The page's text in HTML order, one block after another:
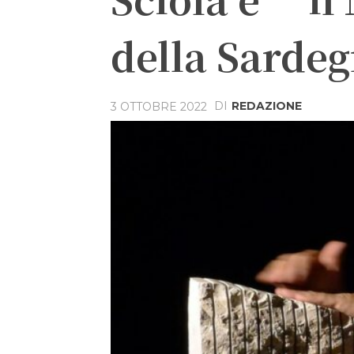
della
3 OTTOBRE 2022 DI REDAZIONE